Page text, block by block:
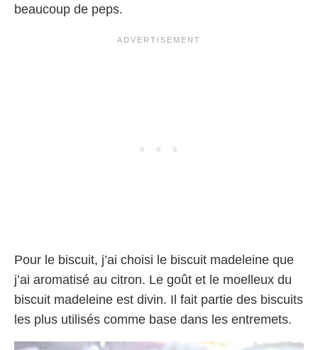
beaucoup de peps.
Pour le biscuit, j’ai choisi le biscuit madeleine que
j’ai aromatisé au citron. Le goût et le moelleux du
biscuit madeleine est divin. Il fait partie des biscuits
les plus utilisés comme base dans les entremets.